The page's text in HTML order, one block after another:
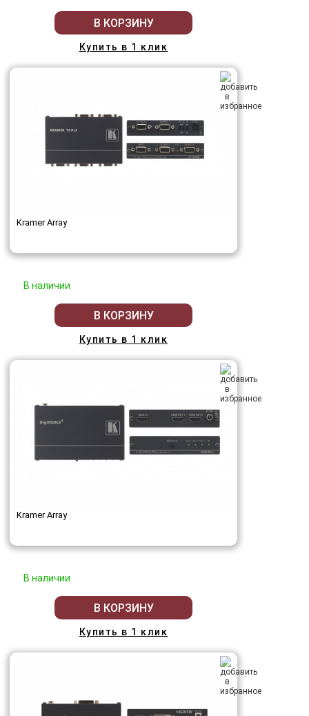
В КОРЗИНУ
Купить в 1 клик
Kramer Array
В наличии
В КОРЗИНУ
Купить в 1 клик
Kramer Array
В наличии
В КОРЗИНУ
Купить в 1 клик